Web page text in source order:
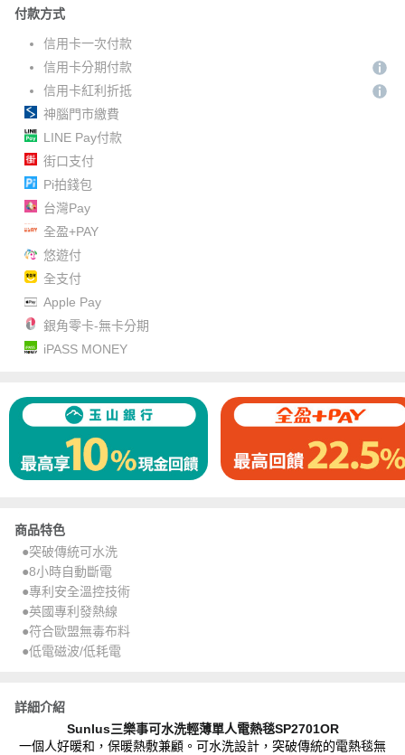
付款方式
信用卡一次付款
信用卡分期付款
信用卡紅利折抵
神腦門市繳費
LINE Pay付款
街口支付
Pi拍錢包
台灣Pay
全盈+PAY
悠遊付
全支付
Apple Pay
銀角零卡-無卡分期
iPASS MONEY
商品特色
●突破傳統可水洗
●8小時自動斷電
●專利安全溫控技術
●英國專利發熱線
●符合歐盟無毒布料
●低電磁波/低耗電
詳細介紹
Sunlus三樂事可水洗輕薄單人電熱毯SP2701OR
一個人好暖和，保暖熱敷兼顧。可水洗設計，突破傳統的電熱毯無